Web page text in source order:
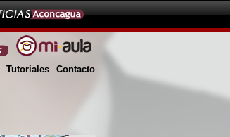
Tutoriales Contacto